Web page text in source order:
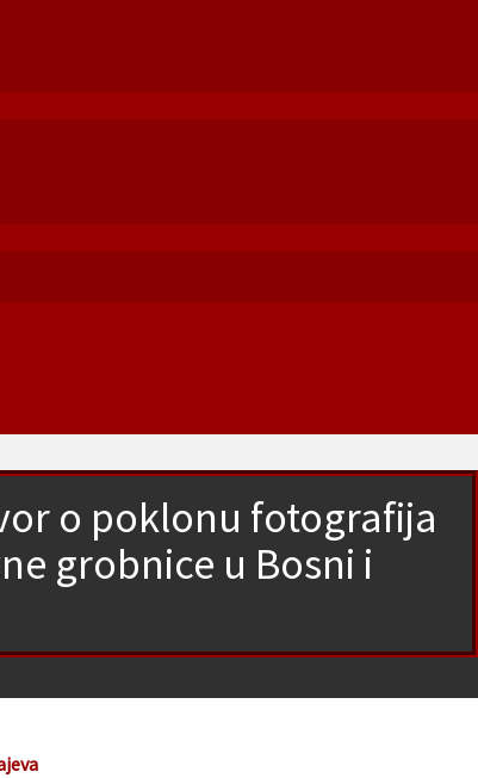
o poklonu fotografija
grobnice u Bosni i